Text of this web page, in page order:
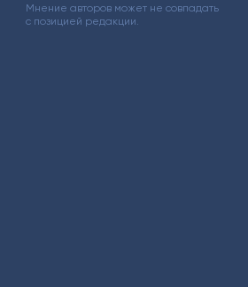
Мнение авторов может не совпадать
с позицией редакции.